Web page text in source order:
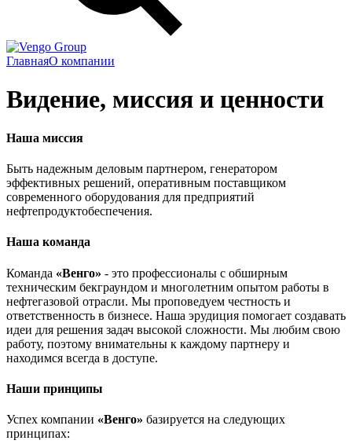
Group
ГлавнаяО компании
Видение, миссия и ценности
Наша миссия
Быть надежным деловым партнером, генератором
эффективных решений, оперативным поставщиком
современного оборудования для предприятий
нефтепродуктобеспечения.
Наша команда
Команда «Венго» - это профессионалы с обширным
техническим бекграундом и многолетним опытом работы в
нефтегазовой отрасли. Мы проповедуем честность и
ответственность в бизнесе. Наша эрудиция помогает создавать
идеи для решения задач высокой сложности. Мы любим свою
работу, поэтому внимательны к каждому партнеру и
находимся всегда в доступе.
Наши принципы
Успех компании «Венго» базируется на следующих
принципах: